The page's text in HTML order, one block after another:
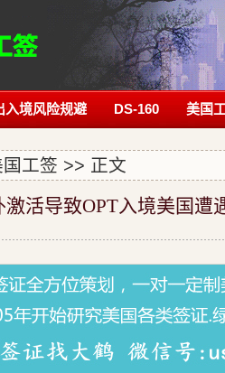
入境风险规避 DS-160 美国
国工签 >> 正文
活导致OPT入境美国遭